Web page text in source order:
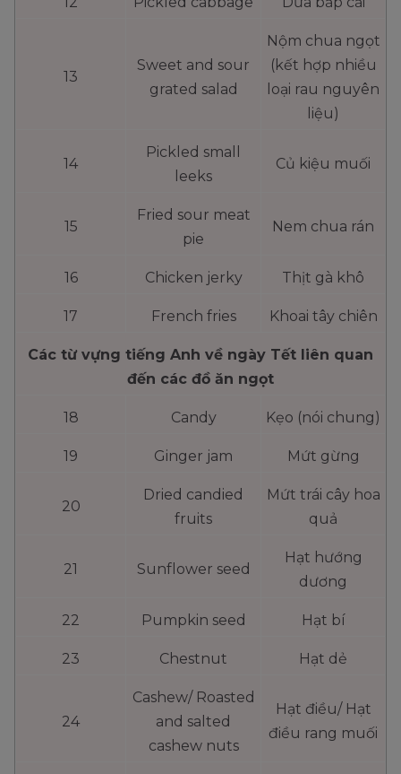
13
Sweet and sour
grated salad
Nộm chua ngọt
(kết hợp nhiều
loại rau nguyên
liệu)
14
Pickled small
leeks
Củ kiệu muối
15
Fried sour meat
pie
Nem chua rán
16 Chicken jerky Thịt gà khô
17 French fries Khoai tây chiên
Các từ vựng tiếng Anh về ngày Tết liên quan
đến các đồ ăn ngọt
18 Candy Kẹo (nói chung)
19 Ginger jam Mứt gừng
20
Dried candied
fruits
Mứt trái cây hoa
quả
21 Sunflower seed
Hạt hướng
dương
22 Pumpkin seed Hạt bí
23 Chestnut Hạt dẻ
24
Cashew/ Roasted
and salted
cashew nuts
Hạt điều/ Hạt
điều rang muối